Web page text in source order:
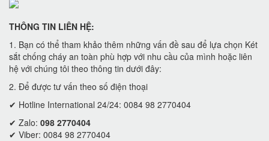
THÔNG TIN LIÊN HỆ:
1. Bạn có thể tham khảo thêm những vấn đề sau để lựa chọn Két
sắt chống cháy an toàn phù hợp với nhu cầu của mình hoặc liên
hệ với chúng tôi theo thông tin dưới đây:
2. Để được tư vấn theo số điện thoại
✔ Hotline International 24/24: 0084 98 2770404
✔ Zalo: 098 2770404
✔ Viber: 0084 98 2770404